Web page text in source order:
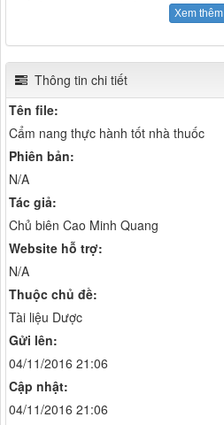
Xem thêm
Thông tin chi tiết
Tên file:
Cẩm nang thực hành tốt nhà thuốc
Phiên bản:
N/A
Tác giả:
Chủ biên Cao Minh Quang
Website hỗ trợ:
N/A
Thuộc chủ đề:
Tài liệu Dược
Gửi lên:
04/11/2016 21:06
Cập nhật:
04/11/2016 21:06